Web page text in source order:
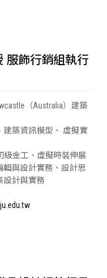
服飾行銷組執行
（Australia）建築
築資訊模型、 虛擬實
級金工、虛擬時裝伸展
輯與設計實務、設計思
設計與實務